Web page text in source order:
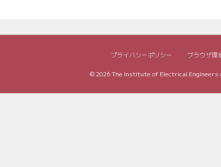
プライバシーポリシー ブラウザ環
© 2026The Institute of Electrical Engineers